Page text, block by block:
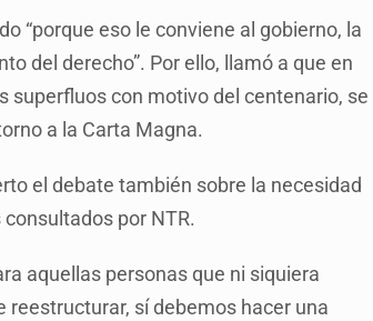
“porque eso le conviene al gobierno, la
del derecho”. Por ello, llamó a que en
superfluos con motivo del centenario, se
a la Carta Magna.
el debate también sobre la necesidad
por NTR.
aquellas personas que ni siquiera
reestructurar, sí debemos hacer una